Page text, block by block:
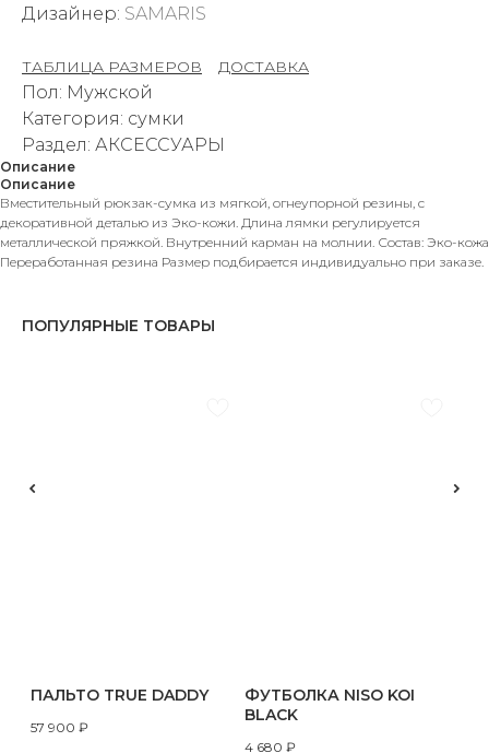
Дизайнер: SAMARIS
ТАБЛИЦА РАЗМЕРОВ ДОСТАВКА
Пол: Мужской
Категория: сумки
Раздел: АКСЕССУАРЫ
Описание
Описание
Вместительный рюкзак-сумка из мягкой, огнеупорной резины, с
декоративной деталью из Эко-кожи. Длина лямки регулируется
металлической пряжкой. Внутренний карман на молнии. Состав: Эко-кожа
Переработанная резина Размер подбирается индивидуально при заказе.
ПОПУЛЯРНЫЕ ТОВАРЫ
ПАЛЬТО TRUE DADDY
57 900 ₽
ФУТБОЛКА NISO KOI
BLACK
4 680 ₽